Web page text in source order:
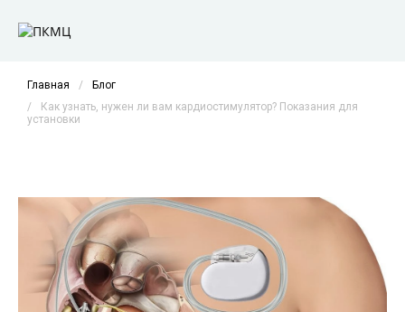
Главная /
Блог
/
Как узнать, нужен ли вам кардиостимулятор? Показания для
установки